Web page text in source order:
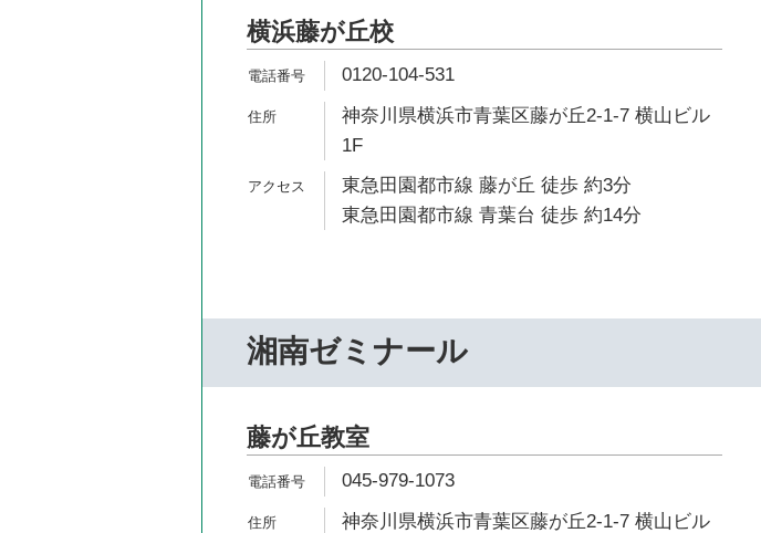
横浜藤が丘校
0120-104-531
神奈川県横浜市青葉区藤が丘2-1-7 横山ビル
1F
東急田園都市線 藤が丘 徒歩 約3分
東急田園都市線 青葉台 徒歩 約14分
湘南ゼミナール
藤が丘教室
045-979-1073
神奈川県横浜市青葉区藤が丘2-1-7 横山ビル